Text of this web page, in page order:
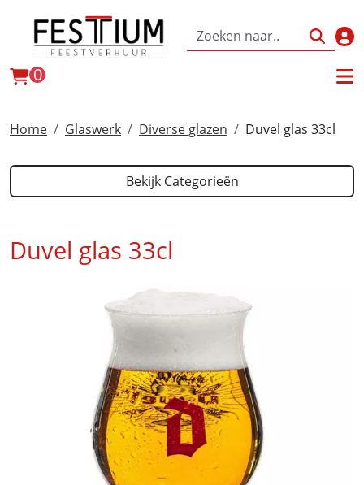
winkelwagen
0
Home Glaswerk Diverse glazen Duvel glas 33cl
Bekijk Categorieën
Duvel glas 33cl